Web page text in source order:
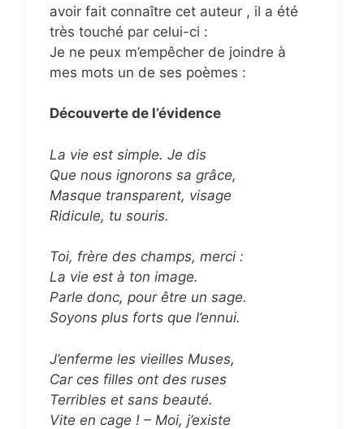
avoir fait connaître cet auteur , il a été
très touché par celui-ci :
Je ne peux m’empêcher de joindre à
mes mots un de ses poèmes :
Découverte de l’évidence
La vie est simple. Je dis
Que nous ignorons sa grâce,
Masque transparent, visage
Ridicule, tu souris.
Toi, frère des champs, merci :
La vie est à ton image.
Parle donc, pour être un sage.
Soyons plus forts que l’ennui.
J’enferme les vieilles Muses,
Car ces filles ont des ruses
Terribles et sans beauté.
Vite en cage ! – Moi, j’existe